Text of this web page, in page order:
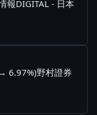
報DIGITAL - 日本
6.97%)野村證券